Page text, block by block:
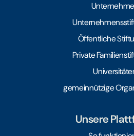
Öffentliche
Private
gemeinnützige
Unsere